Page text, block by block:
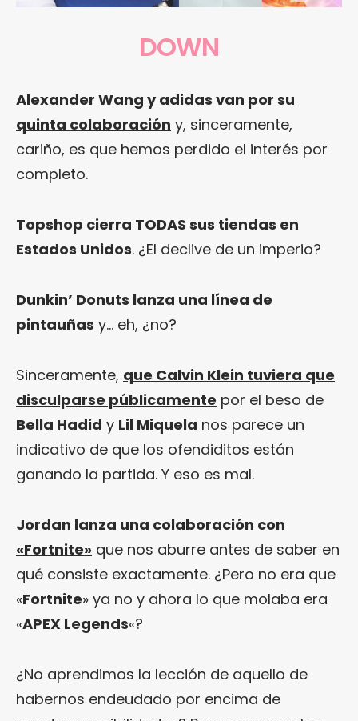
DOWN
Alexander Wang y adidas van por su
quinta colaboración y, sinceramente,
cariño, es que hemos perdido el interés por
completo.
Topshop cierra TODAS sus tiendas en
Estados Unidos. ¿El declive de un imperio?
Dunkin’ Donuts lanza una línea de
pintauñas y… eh, ¿no?
Sinceramente, que Calvin Klein tuviera que
disculparse públicamente por el beso de
Bella Hadid y Lil Miquela nos parece un
indicativo de que los ofendiditos están
ganando la partida. Y eso es mal.
Jordan lanza una colaboración con
«Fortnite» que nos aburre antes de saber en
qué consiste exactamente. ¿Pero no era que
«Fortnite» ya no y ahora lo que molaba era
«APEX Legends«?
¿No aprendimos la lección de aquello de
habernos endeudado por encima de